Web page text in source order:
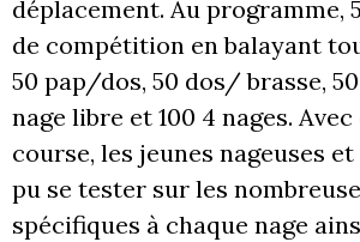
déplacement. Au programme,
de compétition en balayant
50 pap/dos, 50 dos/ brasse,
nage libre et 100 4 nages.
course, les jeunes nageuses
pu se tester sur les
spécifiques à chaque nage